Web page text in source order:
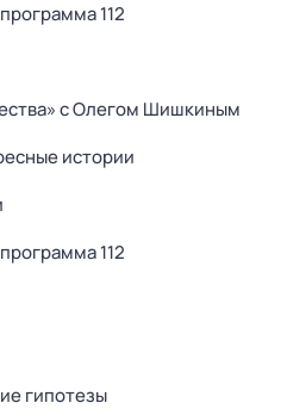
112
с Олегом Шишкиным
истории
112
гипотезы